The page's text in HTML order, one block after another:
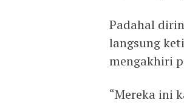
Padahal
langsung
mengakhiri
“Mereka ini